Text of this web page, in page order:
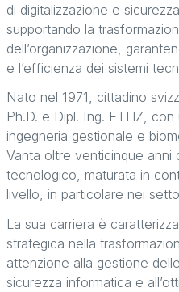
di digitalizzazione e
supportando la
dell’organizzazione,
e l’efficienza dei sistemi
Nato nel 1971, cittadino
Ph.D. e Dipl. Ing. ETHZ,
ingegneria gestionale e
Vanta oltre venticinque anni
tecnologico, maturata in
livello, in particolare nei
La sua carriera è
strategica nella
attenzione alla gestione
sicurezza informatica e